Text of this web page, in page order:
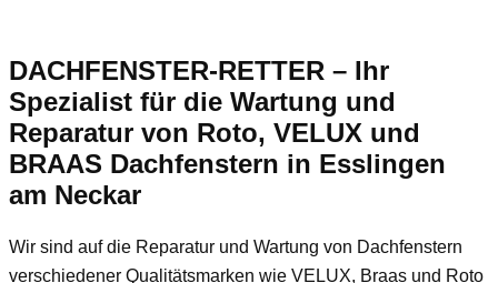
DACHFENSTER-RETTER – Ihr
Spezialist für die Wartung und
Reparatur von Roto, VELUX und
BRAAS Dachfenstern in Esslingen
am Neckar
Wir sind auf die Reparatur und Wartung von Dachfenstern
verschiedener Qualitätsmarken wie VELUX, Braas und Roto